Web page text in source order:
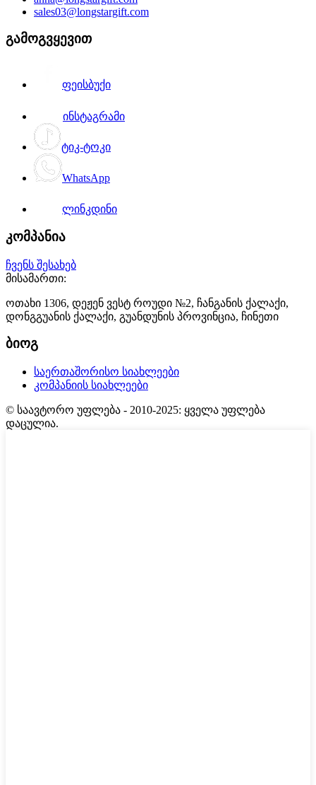
sales03@longstargift.com
გამოგვყევით
ფეისბუქი
ინსტაგრამი
ტიკ-ტოკი
WhatsApp
ლინკდინი
კომპანია
ჩვენს შესახებ
მისამართი:
ოთახი 1306, დეჟენ ვესტ როუდი №2, ჩანგანის ქალაქი,
დონგგუანის ქალაქი, გუანდუნის პროვინცია, ჩინეთი
ბიოგ
საერთაშორისო სიახლეები
კომპანიის სიახლეები
© საავტორო უფლება - 2010-2025: ყველა უფლება
დაცულია.